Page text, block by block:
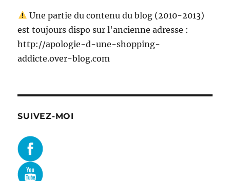
Une partie du contenu du blog (2010-2013)
est toujours dispo sur l'ancienne adresse :
http://apologie-d-une-shopping-
addicte.over-blog.com
SUIVEZ-MOI